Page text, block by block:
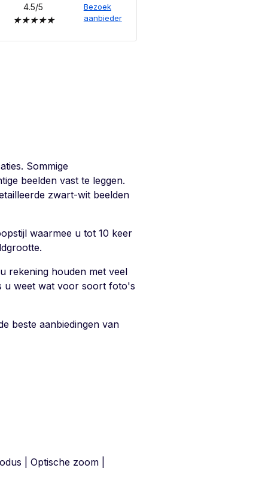
4.5/5
★★★★★
Bezoek
aanbieder
Sommige
beelden vast te leggen.
zwart-wit beelden
waarmee u tot 10 keer
rekening houden met veel
u weet wat voor soort foto's
beste aanbiedingen van
| Optische zoom |